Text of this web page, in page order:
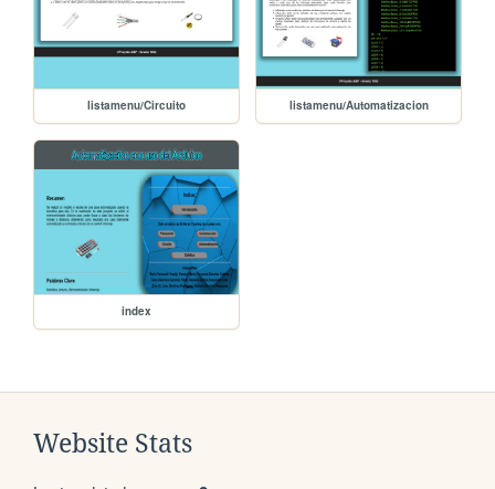
listamenu/Circuito listamenu/Automatizacion
index
Website Stats